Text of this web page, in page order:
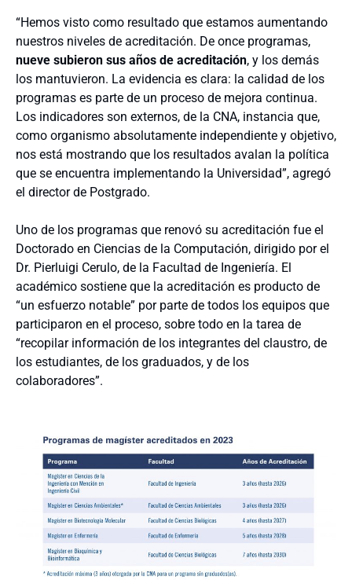
“Hemos visto como resultado que estamos aumentando
nuestros niveles de acreditación. De once programas,
nueve subieron sus años de acreditación, y los demás
los mantuvieron. La evidencia es clara: la calidad de los
programas es parte de un proceso de mejora continua.
Los indicadores son externos, de la CNA, instancia que,
como organismo absolutamente independiente y objetivo,
nos está mostrando que los resultados avalan la política
que se encuentra implementando la Universidad”, agregó
el director de Postgrado.
Uno de los programas que renovó su acreditación fue el
Doctorado en Ciencias de la Computación, dirigido por el
Dr. Pierluigi Cerulo, de la Facultad de Ingeniería. El
académico sostiene que la acreditación es producto de
“un esfuerzo notable” por parte de todos los equipos que
participaron en el proceso, sobre todo en la tarea de
“recopilar información de los integrantes del claustro, de
los estudiantes, de los graduados, y de los
colaboradores”.